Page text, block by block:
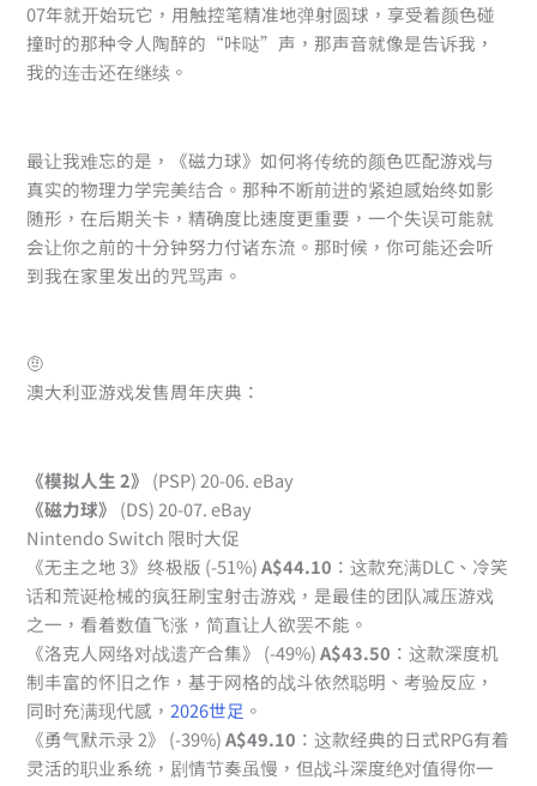
07年就开始玩它，用触控笔精准地弹射圆球，享受着颜色碰
撞时的那种令人陶醉的“咔哒”声，那声音就像是告诉我，
我的连击还在继续。
最让我难忘的是，《磁力球》如何将传统的颜色匹配游戏与
真实的物理力学完美结合。那种不断前进的紧迫感始终如影
随形，在后期关卡，精确度比速度更重要，一个失误可能就
会让你之前的十分钟努力付诸东流。那时候，你可能还会听
到我在家里发出的咒骂声。
🤨
澳大利亚游戏发售周年庆典：
《模拟人生 2》 (PSP) 20-06. eBay
《磁力球》 (DS) 20-07. eBay
Nintendo Switch 限时大促
《无主之地 3》终极版 (-51%)A$44.10 ：这款充满DLC、冷笑
话和荒诞枪械的疯狂刷宝射击游戏，是最佳的团队减压游戏
之一，看着数值飞涨，简直让人欲罢不能。
《洛克人网络对战遗产合集》 (-49%)A$43.50 ：这款深度机
制丰富的怀旧之作，基于网格的战斗依然聪明、考验反应，
同时充满现代感，2026世足 。
《勇气默示录 2》 (-39%)A$49.10 ：这款经典的日式RPG有着
灵活的职业系统，剧情节奏虽慢，但战斗深度绝对值得你一